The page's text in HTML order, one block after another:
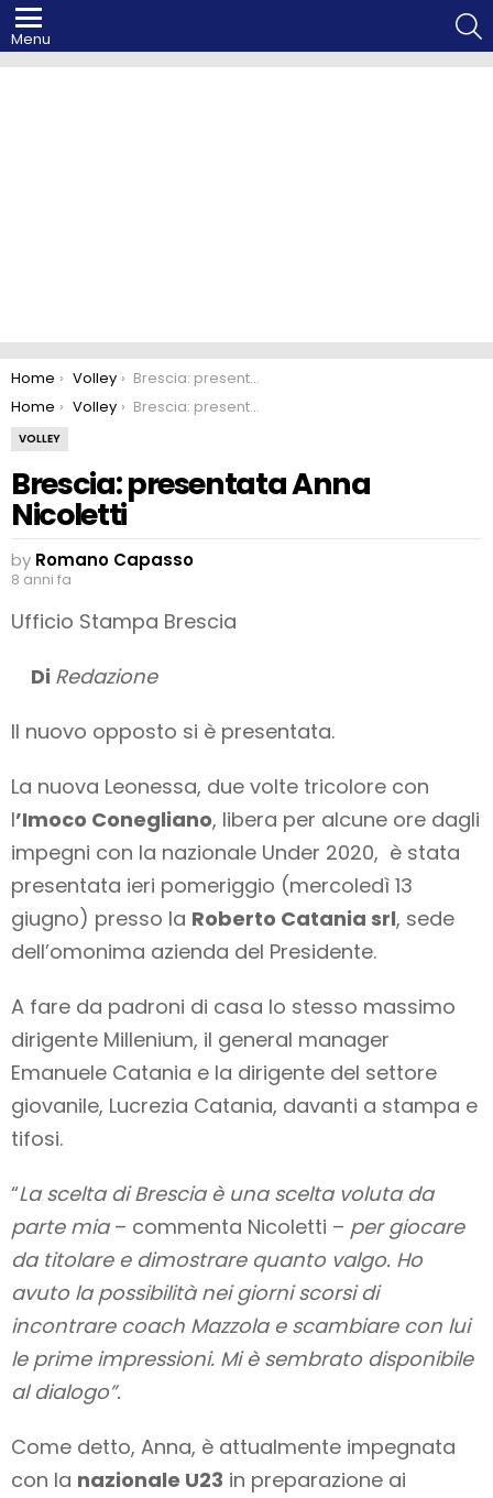
Menu
You are here:
Home Volley
Brescia: presentata Anna Nicoletti
You are here:
Home Volley Brescia: presentata Anna Nicoletti
VOLLEY
Brescia: presentata Anna
Nicoletti
by Romano Capasso
8 anni fa
Ufficio Stampa Brescia
Di Redazione
Il nuovo opposto si è presentata.
La nuova Leonessa, due volte tricolore con
l’Imoco Conegliano, libera per alcune ore dagli
impegni con la nazionale Under 2020, è stata
presentata ieri pomeriggio (mercoledì 13
giugno) presso la Roberto Catania srl, sede
dell’omonima azienda del Presidente.
A fare da padroni di casa lo stesso massimo
dirigente Millenium, il general manager
Emanuele Catania e la dirigente del settore
giovanile, Lucrezia Catania, davanti a stampa e
tifosi.
“La scelta di Brescia è una scelta voluta da
parte mia– commenta Nicoletti – per giocare
da titolare e dimostrare quanto valgo. Ho
avuto la possibilità nei giorni scorsi di
incontrare coach Mazzola e scambiare con lui
le prime impressioni. Mi è sembrato disponibile
al dialogo”.
Come detto, Anna, è attualmente impegnata
con la nazionale U23 in preparazione ai